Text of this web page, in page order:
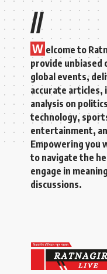
//
W elcome to
provide unbiased
global events,
accurate articles,
analysis on
technology,
entertainment,
Empowering you
to navigate the
engage in
discussions.